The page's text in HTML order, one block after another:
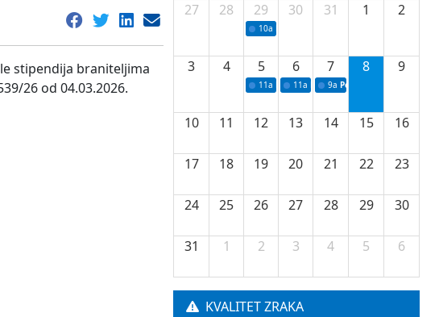
stipendija braniteljima
26 od 04.03.2026.
27
28 29
10a Potpisivanje ugovora sa neprofitnim
30 31 1 2
3 4 5
11a Potpisivanje ugovora o stipendijama
6
11a Podrška razvoju vodne
7
9a Početak izgradnje nove
8 9
10 11 12 13 14 15 16
17 18 19 20 21 22 23
24 25 26 27 28 29 30
31 1 2 3 4 5 6
KVALITET ZRAKA